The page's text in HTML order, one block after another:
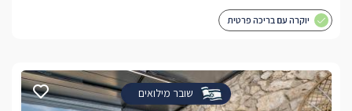
יוקרה עם בריכה פרטית
שובר מילואים